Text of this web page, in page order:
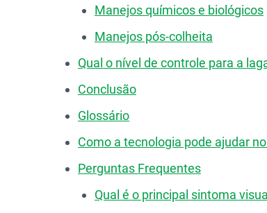
Manejos químicos e biológicos
Manejos pós-colheita
Qual o nível de controle para a
Conclusão
Glossário
Como a tecnologia pode ajudar
Perguntas Frequentes
Qual é o principal sintoma